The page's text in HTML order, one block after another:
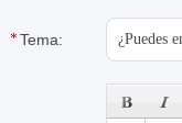
Tema: